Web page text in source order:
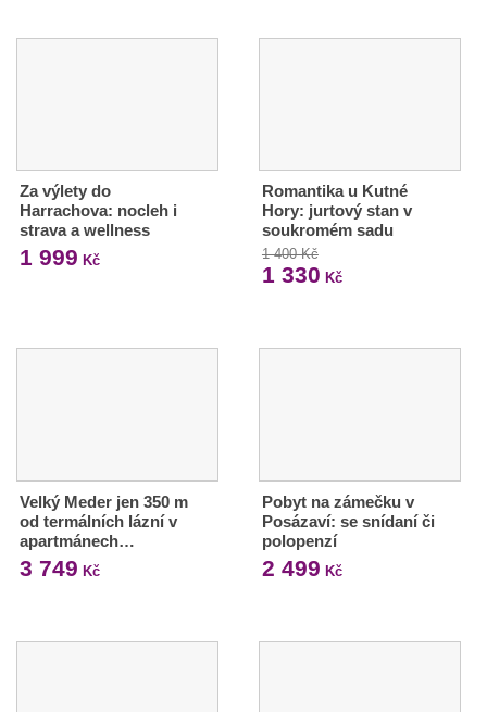
Za výlety do
Harrachova: nocleh i
strava a wellness
1 999 Kč
Romantika u Kutné
Hory: jurtový stan v
soukromém sadu
1 400 Kč
1 330 Kč
Velký Meder jen 350 m
od termálních lázní v
apartmánech…
3 749 Kč
Pobyt na zámečku v
Posázaví: se snídaní či
polopenzí
2 499 Kč